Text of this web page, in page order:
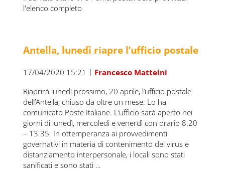
l'elenco completo
Antella, lunedì riapre l’ufficio postale
17/04/2020 15:21 | Francesco Matteini
Riaprirà lunedì prossimo, 20 aprile, l’ufficio postale
dell’Antella, chiuso da oltre un mese. Lo ha
comunicato Poste Italiane. L’ufficio sarà aperto nei
giorni di lunedì, mercoledì e venerdì con orario 8.20
– 13.35. In ottemperanza ai provvedimenti
governativi in materia di contenimento del virus e
distanziamento interpersonale, i locali sono stati
sanificati e sono stati …